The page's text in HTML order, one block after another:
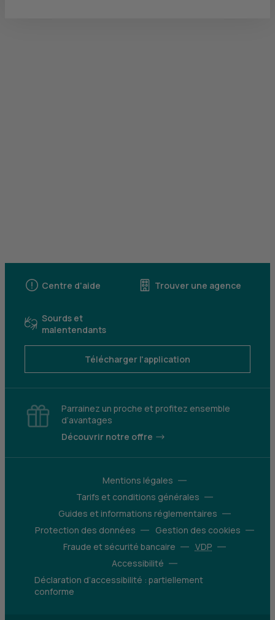
Centre d'aide Trouver une agence
Sourds et
malentendants
Télécharger l'application
Parrainez un proche et profitez ensemble
d’avantages
Découvrir notre offre
Mentions légales
Tarifs et conditions générales
Guides et informations réglementaires
Protection des données
Gestion des cookies
Fraude et sécurité bancaire
VDP
Accessibilité
Déclaration d’accessibilité : partiellement
conforme